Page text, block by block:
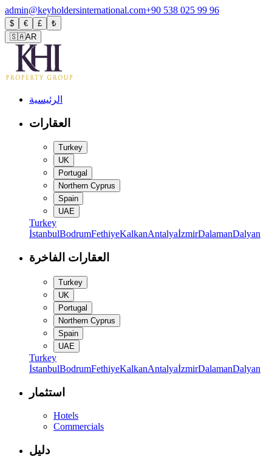
admin@keyholdersinternational.com+90 538 025 99 96
$ € £
₺
🇸🇦AR
الرئيسية
العقارات
Turkey
UK
Portugal
Northern Cyprus
Spain
UAE
Turkey
İstanbulBodrumFethiyeKalkanAntalyaİzmirDalamanDalyan
العقارات الفاخرة
Turkey
UK
Portugal
Northern Cyprus
Spain
UAE
Turkey
İstanbulBodrumFethiyeKalkanAntalyaİzmirDalamanDalyan
استثمار
Hotels
Commercials
دليل